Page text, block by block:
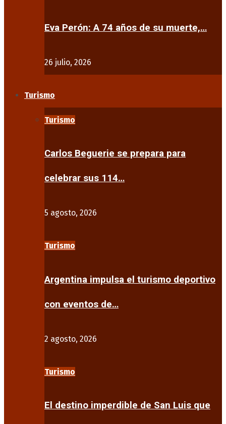
Eva Perón: A 74 años de su muerte,…
26 julio, 2026
Turismo
Turismo
Carlos Beguerie se prepara para
celebrar sus 114…
5 agosto, 2026
Turismo
Argentina impulsa el turismo deportivo
con eventos de…
2 agosto, 2026
Turismo
El destino imperdible de San Luis que